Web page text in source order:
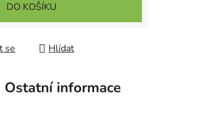
DO KOŠÍKU
se Hlídat
Ostatní informace